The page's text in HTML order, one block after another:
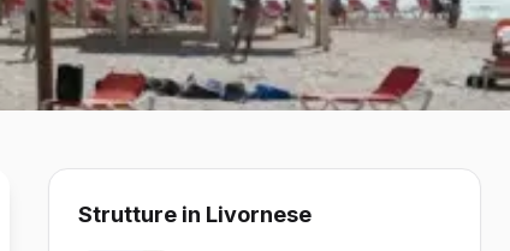
Strutture in Livornese